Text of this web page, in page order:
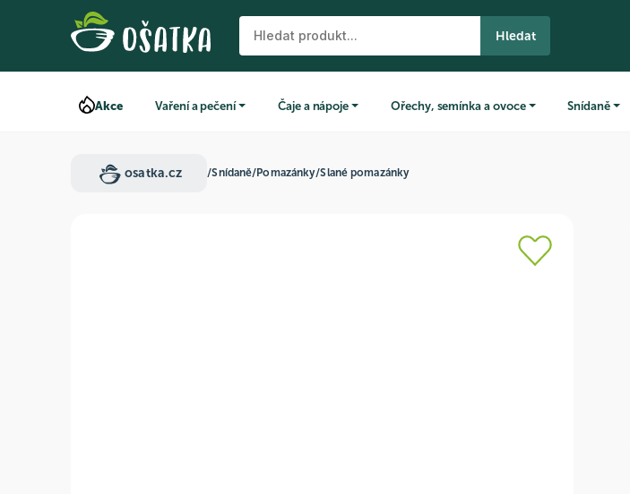
Hledat
Akce Vaření a pečení Čaje a nápoje Ořechy, semínka a ovoce Snídaně
osatka.cz /Snídaně/Pomazánky/Slané pomazánky